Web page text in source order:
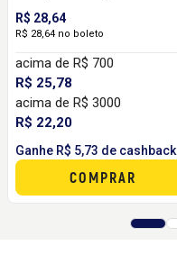
VITTA
R$ 28,64
R$ 28,64 no boleto
acima de R$ 700
R$ 25,78
acima de R$ 3000
R$ 22,20
Ganhe R$ 5,73 de cashback
COMPRAR